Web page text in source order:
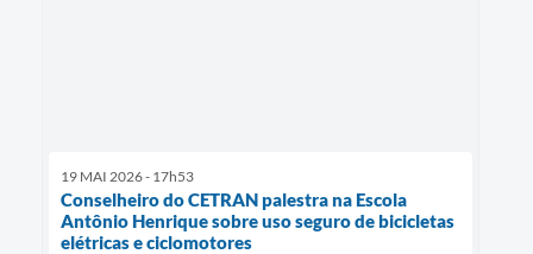
19 MAI 2026 - 17h53
Conselheiro do CETRAN palestra na Escola
Antônio Henrique sobre uso seguro de bicicletas
elétricas e ciclomotores